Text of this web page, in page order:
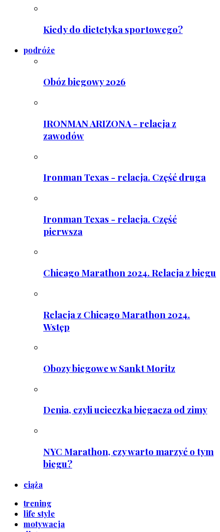
Kiedy do dietetyka sportowego?
podróże
Obóz biegowy 2026
IRONMAN ARIZONA - relacja z
zawodów
Ironman Texas - relacja. Część druga
Ironman Texas - relacja. Część
pierwsza
Chicago Marathon 2024. Relacja z biegu
Relacja z Chicago Marathon 2024.
Wstęp
Obozy biegowe w Sankt Moritz
Denia, czyli ucieczka biegacza od zimy
NYC Marathon, czy warto marzyć o tym
biegu?
ciąża
trening
life style
motywacja